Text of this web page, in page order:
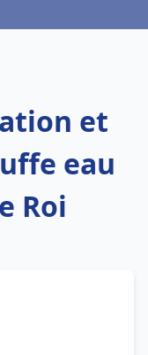
et
eau
Roi